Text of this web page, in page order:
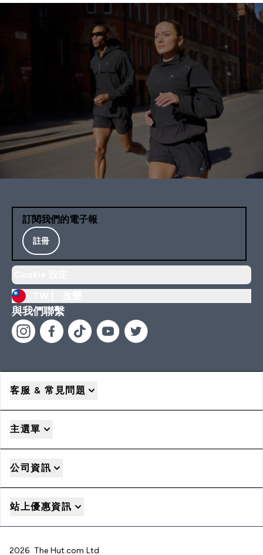
訂閱我們的電子報
註冊
與我們聯繫
客服 & 常見問題
主選單
公司資訊
站上優惠資訊
2026 The Hut.com Ltd